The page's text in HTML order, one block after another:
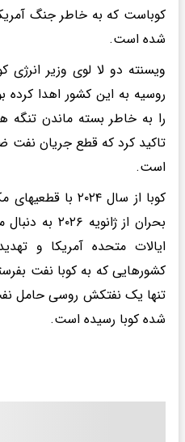
کوباست که به خاطر جنگ
شده است.
ویسنته دو لا لوی وزیر انرژی
روسیه به این کشور اهدا
را به خاطر بسته ماندن
تاکید کرد که قطع جریان نفت
است.
کوبا از سال ۲۰۲۴
بحران از
ایالات متحده آمریکا و
کشورهایی که به کوبا نفت
تنها یک نفتکش روسی حامل
شده کوبا رسیده است.